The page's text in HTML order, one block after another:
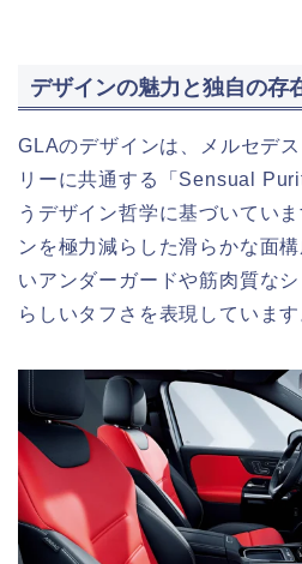
デザインの魅力と独自の存
GLAのデザインは、メルセデ
リーに共通する「Sensual
うデザイン哲学に基づいてい
ンを極力減らした滑らかな面
いアンダーガードや筋肉質な
らしいタフさを表現しています